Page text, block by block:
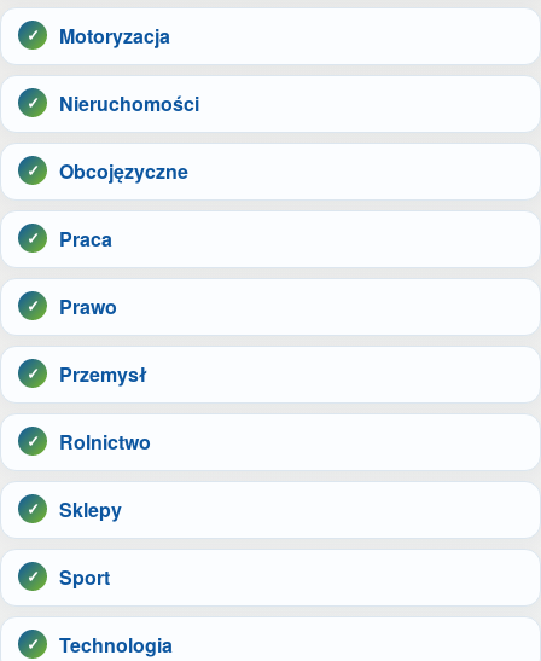
Motoryzacja
Nieruchomości
Obcojęzyczne
Praca
Prawo
Przemysł
Rolnictwo
Sklepy
Sport
Technologia